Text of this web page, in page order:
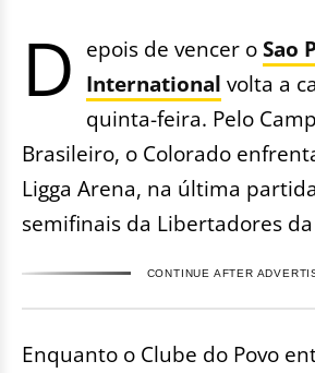
D epois de vencer oSao
International volta a
quinta-feira. Pelo
Brasileiro, o Colorado
Ligga Arena, na última
semifinais da Libertadores
CONTINUE AFTER
Enquanto o Clube do Povo